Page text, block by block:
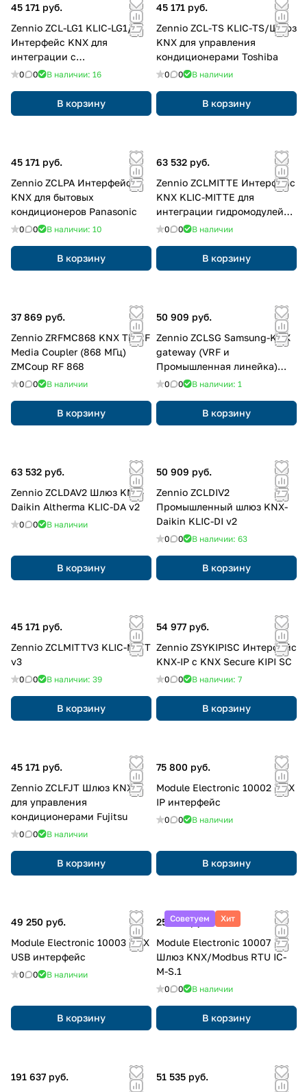
45 171 руб.
Zennio ZCL-LG1 KLIC-LG1/
Интерфейс KNX для
интеграции с
кондиционерами LG
0 0 В наличии: 16
В корзину
45 171 руб.
Zennio ZCL-TS KLIC-TS/Шлюз
KNX для управления
кондиционерами Toshiba
0 0 В наличии
В корзину
45 171 руб.
Zennio ZCLPA Интерфейс
KNX для бытовых
кондиционеров Panasonic
0 0 В наличии: 10
В корзину
63 532 руб.
Zennio ZCLMITTE Интерфейс
KNX KLIC-MITTE для
интеграции гидромодулей
Ecodan тепловых насосов
0 0 В наличии
В корзину
37 869 руб.
Zennio ZRFMC868 KNX TP-RF
Media Coupler (868 МГц)
ZMCoup RF 868
0 0 В наличии
В корзину
50 909 руб.
Zennio ZCLSG Samsung-KNX
gateway (VRF и
Промышленная линейка)
KLIC-SG*
0 0 В наличии: 1
В корзину
63 532 руб.
Zennio ZCLDAV2 Шлюз KNX-
Daikin Altherma KLIC-DA v2
0 0 В наличии
В корзину
50 909 руб.
Zennio ZCLDIV2
Промышленный шлюз KNX-
Daikin KLIC-DI v2
0 0 В наличии: 63
В корзину
45 171 руб.
Zennio ZCLMITTV3 KLIC-MITT
v3
0 0 В наличии: 39
В корзину
54 977 руб.
Zennio ZSYKIPISC Интерфейс
KNX-IP с KNX Secure KIPI SC
0 0 В наличии: 7
В корзину
45 171 руб.
Zennio ZCLFJT Шлюз KNX
для управления
кондиционерами Fujitsu
0 0 В наличии
В корзину
75 800 руб.
Module Electronic 10002 KNX
IP интерфейс
0 0 В наличии
В корзину
49 250 руб.
Module Electronic 10003 KNX
USB интерфейс
0 0 В наличии
В корзину
Советуем Хит
25 500 руб.
Module Electronic 10007
Шлюз KNX/Modbus RTU IC-
M-S.1
0 0 В наличии
В корзину
191 637 руб.
51 535 руб.